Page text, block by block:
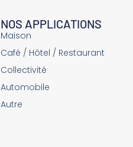
NOS APPLICATIONS
Maison
Café / Hôtel / Restaurant
Collectivité
Automobile
Autre